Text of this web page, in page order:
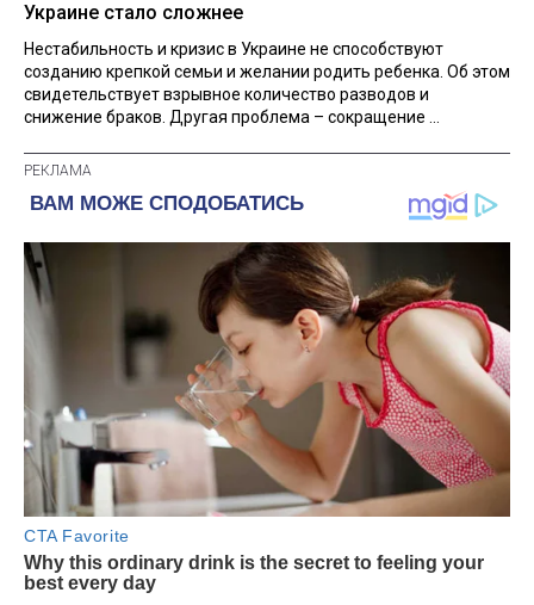
Украине стало сложнее
Нестабильность и кризис в Украине не способствуют
созданию крепкой семьи и желании родить ребенка. Об этом
свидетельствует взрывное количество разводов и
снижение браков. Другая проблема – сокращение ...